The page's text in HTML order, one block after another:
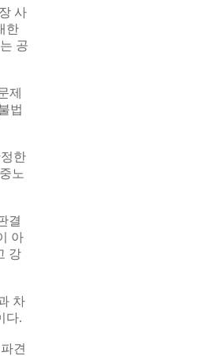
사
한
공
제
법
한
노
결
아
강
차
다.
견